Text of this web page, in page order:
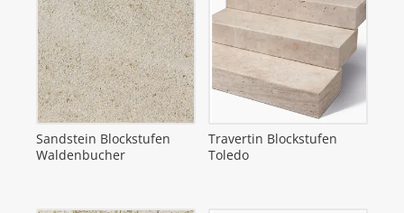
Sandstein Blockstufen
Waldenbucher
Travertin Blockstufen
Toledo